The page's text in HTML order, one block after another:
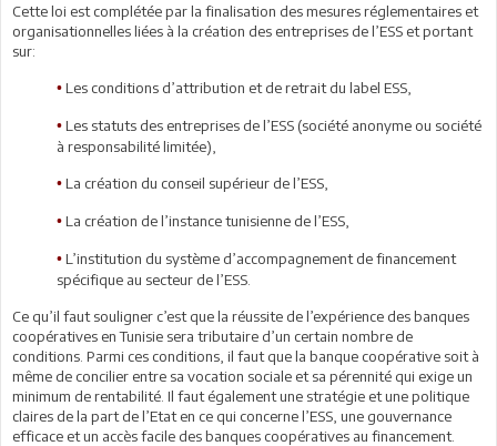
Cette loi est complétée par la finalisation des mesures réglementaires et
organisationnelles liées à la création des entreprises de l’ESS et portant
sur:
• Les conditions d’attribution et de retrait du label ESS,
• Les statuts des entreprises de l’ESS (société anonyme ou société
à responsabilité limitée),
• La création du conseil supérieur de l’ESS,
• La création de l’instance tunisienne de l’ESS,
• L’institution du système d’accompagnement de financement
spécifique au secteur de l’ESS.
Ce qu’il faut souligner c’est que la réussite de l’expérience des banques
coopératives en Tunisie sera tributaire d’un certain nombre de
conditions. Parmi ces conditions, il faut que la banque coopérative soit à
même de concilier entre sa vocation sociale et sa pérennité qui exige un
minimum de rentabilité. Il faut également une stratégie et une politique
claires de la part de l’Etat en ce qui concerne l’ESS, une gouvernance
efficace et un accès facile des banques coopératives au financement.